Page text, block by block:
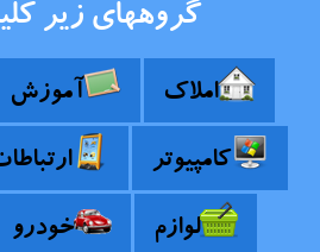
گروههای زیر
املاک آموزش
کامپیوتر
لوازم خودرو